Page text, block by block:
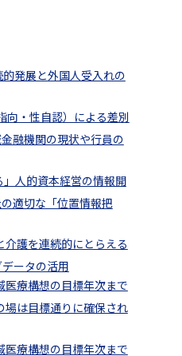
発展と外国人受入れの
向・性自認）による差別
融機関の現状や行員の
人的資本経営の情報開
適切な「位置情報把
護を連続的にとらえる
ータの活用
療構想の目標年次まで
場は目標通りに確保され
療構想の目標年次まで